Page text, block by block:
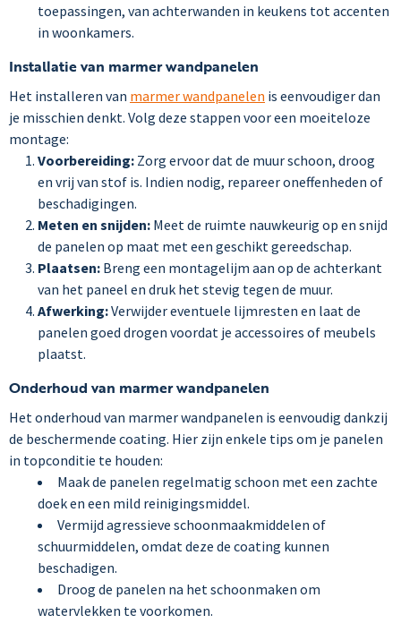
toepassingen, van achterwanden in keukens tot accenten
in woonkamers.
Installatie van marmer wandpanelen
Het installeren van marmer wandpanelen is eenvoudiger dan
je misschien denkt. Volg deze stappen voor een moeiteloze
montage:
Voorbereiding: Zorg ervoor dat de muur schoon, droog
en vrij van stof is. Indien nodig, repareer oneffenheden of
beschadigingen.
Meten en snijden: Meet de ruimte nauwkeurig op en snijd
de panelen op maat met een geschikt gereedschap.
Plaatsen: Breng een montagelijm aan op de achterkant
van het paneel en druk het stevig tegen de muur.
Afwerking:Verwijder eventuele lijmresten en laat de
panelen goed drogen voordat je accessoires of meubels
plaatst.
Onderhoud van marmer wandpanelen
Het onderhoud van marmer wandpanelen is eenvoudig dankzij
de beschermende coating. Hier zijn enkele tips om je panelen
in topconditie te houden:
Maak de panelen regelmatig schoon met een zachte
doek en een mild reinigingsmiddel.
Vermijd agressieve schoonmaakmiddelen of
schuurmiddelen, omdat deze de coating kunnen
beschadigen.
Droog de panelen na het schoonmaken om
watervlekken te voorkomen.